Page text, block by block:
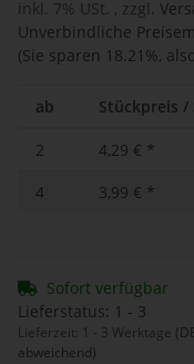
inkl. 7% USt. , zzgl.
Unverbindliche
(Sie sparen 18.21%, also
ab Stückpreis /
2 4,29 € *
4
3,99 € *
Sofort verfügbar
Lieferstatus: 1 - 3
Lieferzeit: 1 - 3 Werktage
abweichend)